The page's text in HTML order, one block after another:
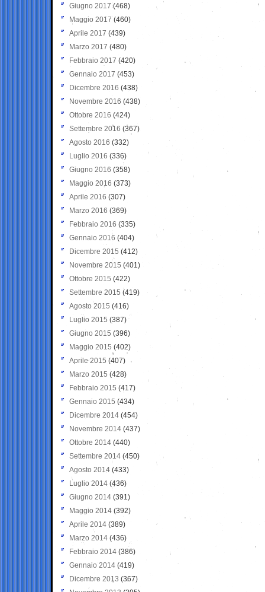
Giugno 2017 (468)
Maggio 2017 (460)
Aprile 2017 (439)
Marzo 2017 (480)
Febbraio 2017 (420)
Gennaio 2017 (453)
Dicembre 2016 (438)
Novembre 2016 (438)
Ottobre 2016 (424)
Settembre 2016 (367)
Agosto 2016 (332)
Luglio 2016 (336)
Giugno 2016 (358)
Maggio 2016 (373)
Aprile 2016 (307)
Marzo 2016 (369)
Febbraio 2016 (335)
Gennaio 2016 (404)
Dicembre 2015 (412)
Novembre 2015 (401)
Ottobre 2015 (422)
Settembre 2015 (419)
Agosto 2015 (416)
Luglio 2015 (387)
Giugno 2015 (396)
Maggio 2015 (402)
Aprile 2015 (407)
Marzo 2015 (428)
Febbraio 2015 (417)
Gennaio 2015 (434)
Dicembre 2014 (454)
Novembre 2014 (437)
Ottobre 2014 (440)
Settembre 2014 (450)
Agosto 2014 (433)
Luglio 2014 (436)
Giugno 2014 (391)
Maggio 2014 (392)
Aprile 2014 (389)
Marzo 2014 (436)
Febbraio 2014 (386)
Gennaio 2014 (419)
Dicembre 2013 (367)